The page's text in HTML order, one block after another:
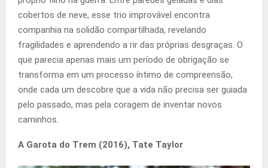
cobertos de neve, esse trio improvável encontra
companhia na solidão compartilhada, revelando
fragilidades e aprendendo a rir das próprias desgraças. O
que parecia apenas mais um período de obrigação se
transforma em um processo íntimo de compreensão,
onde cada um descobre que a vida não precisa ser guiada
pelo passado, mas pela coragem de inventar novos
caminhos.
A Garota do Trem (2016), Tate Taylor